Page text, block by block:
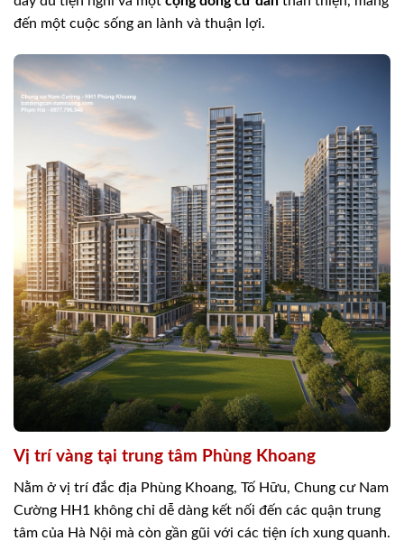
đến một cuộc sống an lành và thuận lợi.
Vị trí vàng tại trung tâm Phùng Khoang
Nằm ở vị trí đắc địa Phùng Khoang, Tố Hữu, Chung cư Nam
Cường HH1 không chỉ dễ dàng kết nối đến các quận trung
tâm của Hà Nội mà còn gần gũi với các tiện ích xung quanh.